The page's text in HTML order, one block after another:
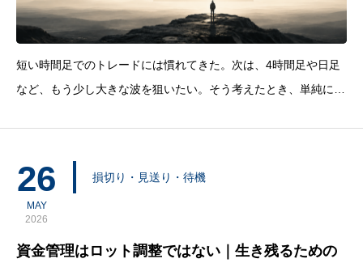
短い時間足でのトレードには慣れてきた。次は、4時間足や日足
など、もう少し大きな波を狙いたい。そう考えたとき、単純にチ
決済してしまう。大きな値幅を想定して入ったのに、含
26
MAY
2026
損切り・見送り・待機
資金管理はロット調整ではない｜生き残るための